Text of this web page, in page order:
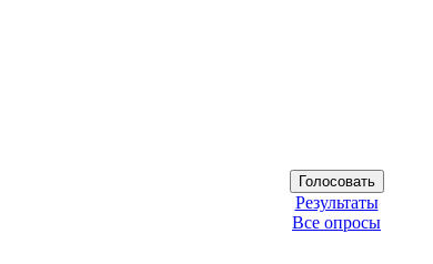
Результаты
Все опросы